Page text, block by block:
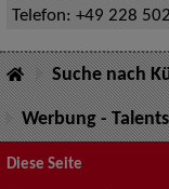
Telefon: +49 228
Suche nach
Werbung - Talents
Diese Seite